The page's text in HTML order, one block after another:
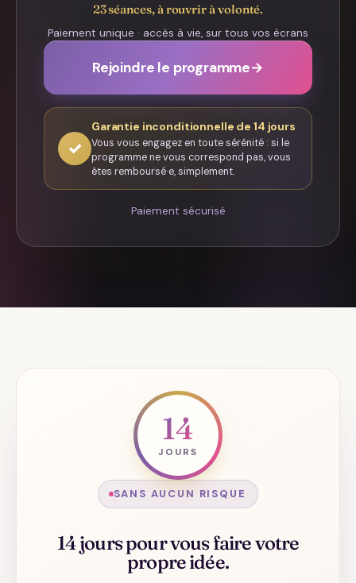
23 séances, à rouvrir à volonté.
Paiement unique · accès à vie, sur tous vos écrans
Rejoindre le programme→
✓
Garantie inconditionnelle de 14 jours
Vous vous engagez en toute sérénité : si le
programme ne vous correspond pas, vous
êtes remboursé·e, simplement.
Paiement sécurisé
14
JOURS
SANS AUCUN RISQUE
14 jours pour vous faire votre
propre idée.